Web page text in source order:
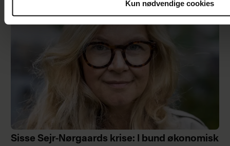
Kun nødvendige cookies
Sisse Sejr-Nørgaards krise: I bund økonomisk